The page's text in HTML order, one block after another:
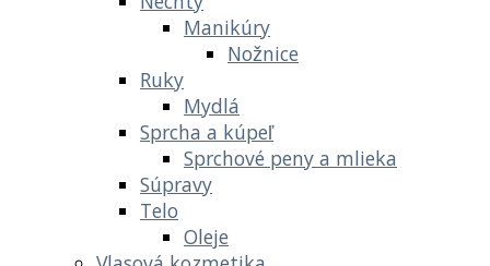
Manikúry
Nožnice
Ruky
Mydlá
Sprcha a kúpeľ
Sprchové peny a mlieka
Súpravy
Telo
Oleje